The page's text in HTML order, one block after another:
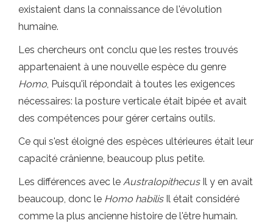
existaient dans la connaissance de l'évolution
humaine.
Les chercheurs ont conclu que les restes trouvés
appartenaient à une nouvelle espèce du genre
Homo, Puisqu'il répondait à toutes les exigences
nécessaires: la posture verticale était bipée et avait
des compétences pour gérer certains outils.
Ce qui s'est éloigné des espèces ultérieures était leur
capacité crânienne, beaucoup plus petite.
Les différences avec le AustralopithecusIl y en avait
beaucoup, donc le Homo habilisIl était considéré
comme la plus ancienne histoire de l'être humain.